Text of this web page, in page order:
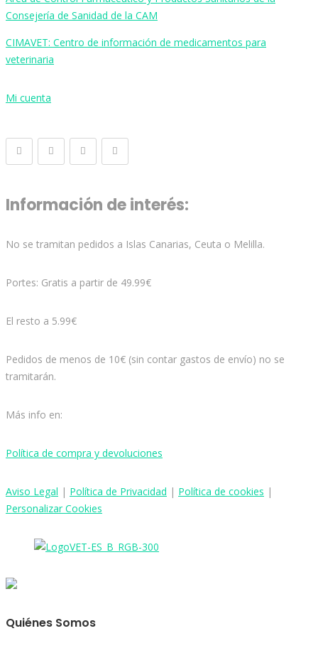
Consejería de Sanidad de la CAM
CIMAVET: Centro de información de medicamentos para
veterinaria
Mi cuenta
Información de interés:
No se tramitan pedidos a Islas Canarias, Ceuta o Melilla.
Portes: Gratis a partir de 49.99€
El resto a 5.99€
Pedidos de menos de 10€ (sin contar gastos de envío) no se
tramitarán.
Más info en:
Política de compra y devoluciones
Aviso Legal | Política de Privacidad | Política de cookies |
Personalizar Cookies
Quiénes Somos